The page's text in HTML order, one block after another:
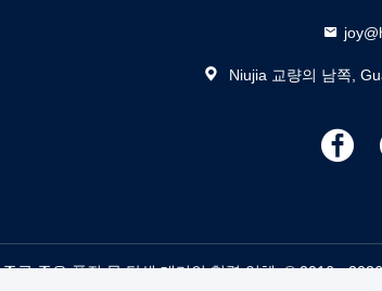
Niujia 교량의 남쪽,
述
중국 좋은 품질 물 탈색 대리인 협력 업체. © 2016 -